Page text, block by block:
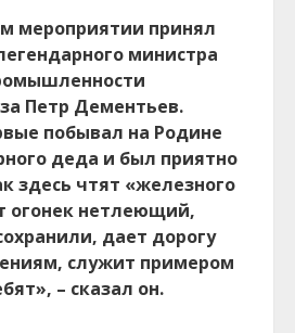
мероприятии принял
министра
Петр Дементьев.
побывал на Родине
деда и был приятно
здесь чтят «железного
огонек нетлеющий,
дает дорогу
служит примером
– сказал он.